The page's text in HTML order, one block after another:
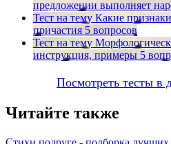
предложении выполняет
Тест на тему Какие
причастия 5 вопросов
Тест на тему
инструкция, примеры 5
Посмотреть тесты в
Читайте также